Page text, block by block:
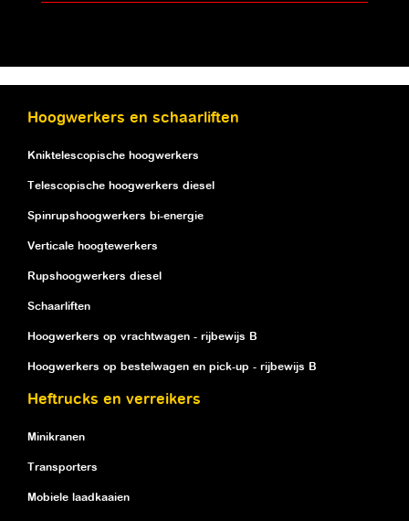
Hoogwerkers en schaarliften
Kniktelescopische hoogwerkers
Telescopische hoogwerkers diesel
Spinrupshoogwerkers bi-energie
Verticale hoogtewerkers
Rupshoogwerkers diesel
Schaarliften
Hoogwerkers op vrachtwagen - rijbewijs B
Hoogwerkers op bestelwagen en pick-up - rijbewijs B
Heftrucks en verreikers
Minikranen
Transporters
Mobiele laadkaaien